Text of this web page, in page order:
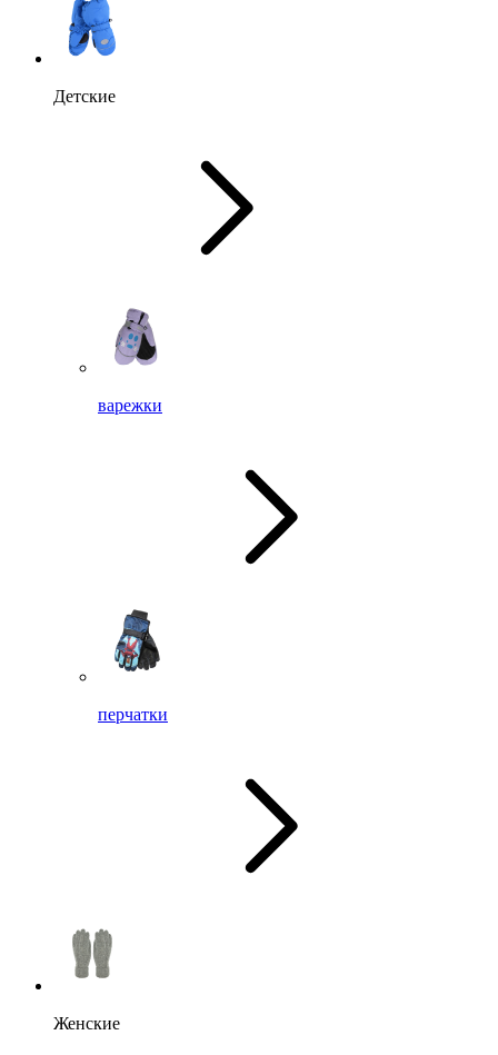
Детские
варежки
перчатки
Женские